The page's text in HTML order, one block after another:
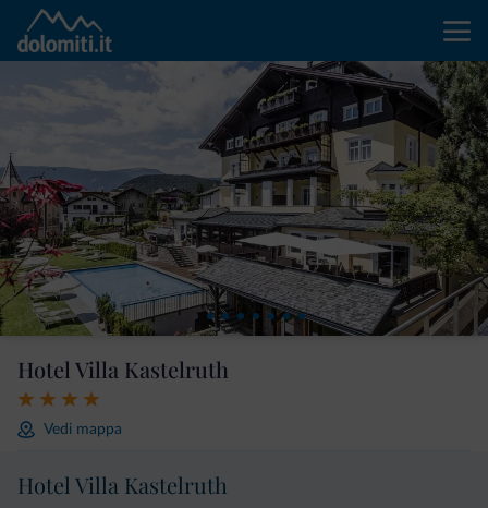
Hotel Villa Kastelruth
Vedi mappa
Hotel Villa Kastelruth